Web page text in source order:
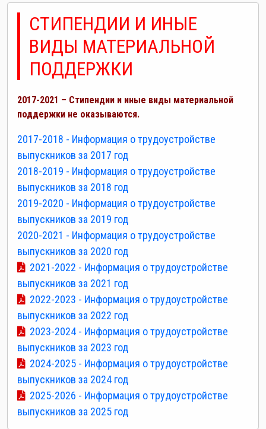
СТИПЕНДИИ И ИНЫЕ
ВИДЫ МАТЕРИАЛЬНОЙ
ПОДДЕРЖКИ
2017-2021 – Стипендии и иные виды материальной
поддержки не оказываются.
2017-2018 - Информация о трудоустройстве
выпускников за 2017 год
2018-2019 - Информация о трудоустройстве
выпускников за 2018 год
2019-2020 - Информация о трудоустройстве
выпускников за 2019 год
2020-2021 - Информация о трудоустройстве
выпускников за 2020 год
2021-2022 - Информация о трудоустройстве
выпускников за 2021 год
2022-2023 - Информация о трудоустройстве
выпускников за 2022 год
2023-2024 - Информация о трудоустройстве
выпускников за 2023 год
2024-2025 - Информация о трудоустройстве
выпускников за 2024 год
2025-2026 - Информация о трудоустройстве
выпускников за 2025 год